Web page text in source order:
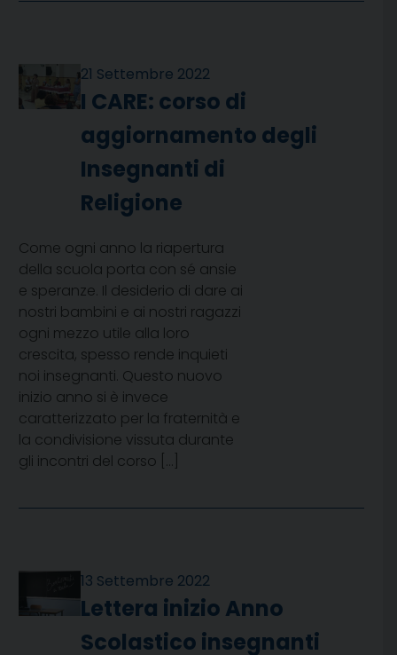
21 Settembre 2022
I CARE: corso di
aggiornamento degli
Insegnanti di
Religione
Come ogni anno la riapertura
della scuola porta con sé ansie
e speranze. Il desiderio di dare ai
nostri bambini e ai nostri ragazzi
ogni mezzo utile alla loro
crescita, spesso rende inquieti
noi insegnanti. Questo nuovo
inizio anno si è invece
caratterizzato per la fraternità e
la condivisione vissuta durante
gli incontri del corso […]
13 Settembre 2022
Lettera inizio Anno
Scolastico insegnanti